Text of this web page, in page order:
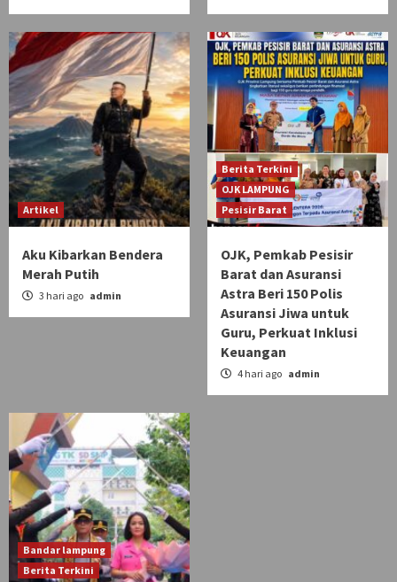
Artikel
Aku Kibarkan Bendera
Merah Putih
3 hari ago admin
Berita Terkini
OJK LAMPUNG
Pesisir Barat
OJK, Pemkab Pesisir
Barat dan Asuransi
Astra Beri 150 Polis
Asuransi Jiwa untuk
Guru, Perkuat Inklusi
Keuangan
4 hari ago admin
Bandar lampung
Berita Terkini